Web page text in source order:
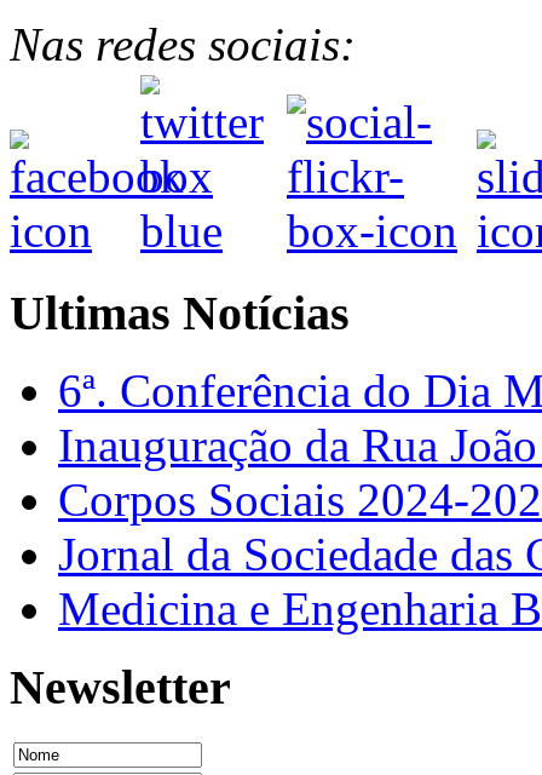
Nas redes sociais:
Ultimas Notícias
6ª. Conferência do Dia
Inauguração da Rua
Corpos Sociais 2024-
Jornal da Sociedade
Medicina e Engenharia
Newsletter